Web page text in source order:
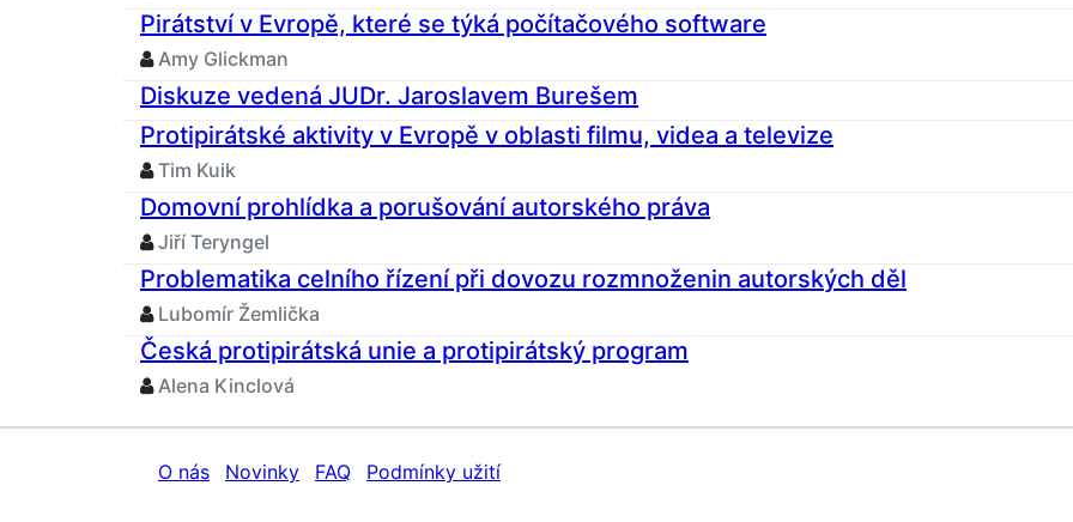
Pirátství v Evropě, které se týká počítačového software
Amy Glickman
Diskuze vedená JUDr. Jaroslavem Burešem
Protipirátské aktivity v Evropě v oblasti filmu, videa a televize
Tim Kuik
Domovní prohlídka a porušování autorského práva
Jiří Teryngel
Problematika celního řízení při dovozu rozmnoženin autorských děl
Lubomír Žemlička
Česká protipirátská unie a protipirátský program
Alena Kinclová
O nás Novinky FAQ Podmínky užití